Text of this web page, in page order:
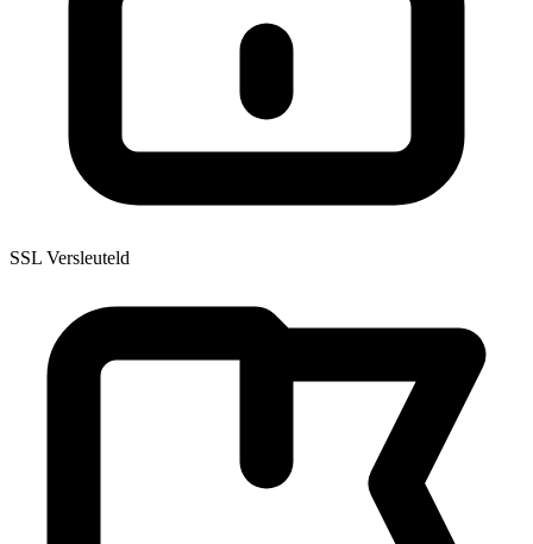
SSL Versleuteld